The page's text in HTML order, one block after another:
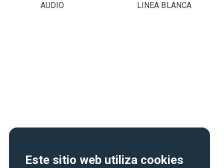
Este sitio web utiliza cookies
AUDIO LINEA BLANCA